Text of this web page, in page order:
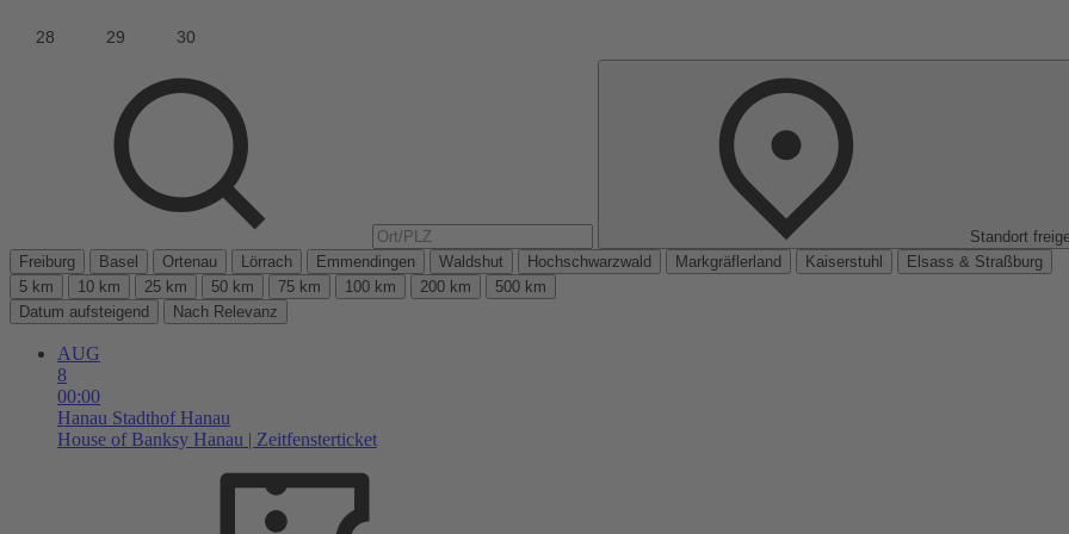
Standort
Freiburg
Basel Ortenau Lörrach Emmendingen Waldshut Hochschwarzwald Markgräflerland Kaiserstuhl
Elsass & Straßburg
5 km
10 km 25 km 50 km 75 km 100 km 200 km
500 km
Datum aufsteigend
Nach Relevanz
AUG
8
00:00
Hanau Stadthof Hanau
House of Banksy Hanau | Zeitfensterticket